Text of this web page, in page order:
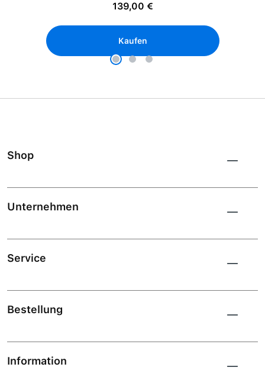
139,00 €
Kaufen
Shop
Unternehmen
Service
Bestellung
Information